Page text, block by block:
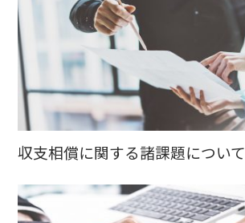
収支相償に関する諸課題について